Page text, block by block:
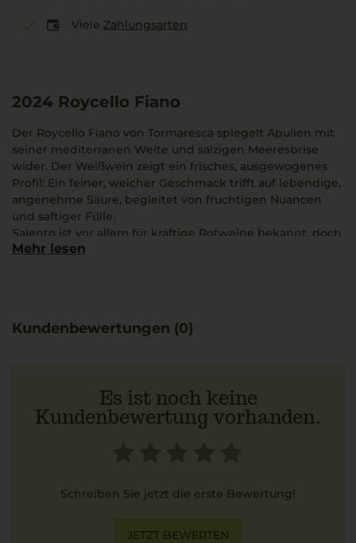
Viele Zahlungsarten
2024 Roycello Fiano
Der Roycello Fiano von Tormaresca spiegelt Apulien mit
seiner mediterranen Weite und salzigen Meeresbrise
wider. Der Weißwein zeigt ein frisches, ausgewogenes
Profil: Ein feiner, weicher Geschmack trifft auf lebendige,
angenehme Säure, begleitet von fruchtigen Nuancen
und saftiger Fülle.
Salento ist vor allem für kräftige Rotweine bekannt, doch
dieser Fiano zeigt die eigenständige Charakteristik der
unverwechselbare regionale Note entsteht.
Mehr lesen
Kundenbewertungen (0)
Es ist noch keine
Kundenbewertung vorhanden.
Schreiben Sie jetzt die erste Bewertung!
JETZT BEWERTEN